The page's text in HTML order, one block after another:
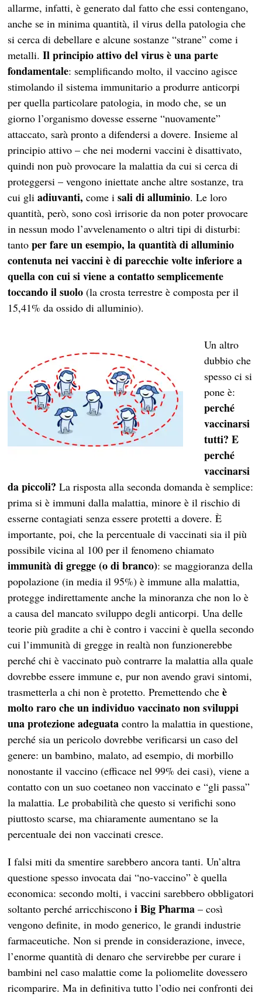
allarme, infatti, è generato dal fatto che essi contengano,
anche se in minima quantità, il virus della patologia che
si cerca di debellare e alcune sostanze “strane” come i
metalli.Il principio attivo del virus è una parte
fondamentale: semplificando molto, il vaccino agisce
stimolando il sistema immunitario a produrre anticorpi
per quella particolare patologia, in modo che, se un
giorno l’organismo dovesse esserne “nuovamente”
attaccato, sarà pronto a difendersi a dovere. Insieme al
principio attivo – che nei moderni vaccini è disattivato,
quindi non può provocare la malattia da cui si cerca di
proteggersi – vengono iniettate anche altre sostanze, tra
cui gliadiuvanti, come isali di alluminio. Le loro
quantità, però, sono così irrisorie da non poter provocare
in nessun modo l’avvelenamento o altri tipi di disturbi:
tantoper fare un esempio, la quantità di alluminio
contenuta nei vaccini è di parecchie volte inferiore a
quella con cui si viene a contatto semplicemente
toccando il suolo (la crosta terrestre è composta per il
15,41% da ossido di alluminio).
Un altro
dubbio che
spesso ci si
pone è:
perché
vaccinarsi
tutti? E
perché
vaccinarsi
da piccoli? La risposta alla seconda domanda è semplice:
prima si è immuni dalla malattia, minore è il rischio di
esserne contagiati senza essere protetti a dovere. È
importante, poi, che la percentuale di vaccinati sia il più
possibile vicina al 100 per il fenomeno chiamato
immunità di gregge (o di branco): se maggioranza della
popolazione (in media il 95%) è immune alla malattia,
protegge indirettamente anche la minoranza che non lo è
a causa del mancato sviluppo degli anticorpi. Una delle
teorie più gradite a chi è contro i vaccini è quella secondo
cui l’immunità di gregge in realtà non funzionerebbe
perché chi è vaccinato può contrarre la malattia alla quale
dovrebbe essere immune e, pur non avendo gravi sintomi,
trasmetterla a chi non è protetto. Premettendo cheè
molto raro che un individuo vaccinato non sviluppi
una protezione adeguata contro la malattia in questione,
perché sia un pericolo dovrebbe verificarsi un caso del
genere: un bambino, malato, ad esempio, di morbillo
nonostante il vaccino (efficace nel 99% dei casi), viene a
contatto con un suo coetaneo non vaccinato e “gli passa”
la malattia. Le probabilità che questo si verifichi sono
piuttosto scarse, ma chiaramente aumentano se la
percentuale dei non vaccinati cresce.
I falsi miti da smentire sarebbero ancora tanti. Un’altra
questione spesso invocata dai “no-vaccino” è quella
economica: secondo molti, i vaccini sarebbero obbligatori
soltanto perché arricchisconoi Big Pharma – così
vengono definite, in modo generico, le grandi industrie
farmaceutiche. Non si prende in considerazione, invece,
l’enorme quantità di denaro che servirebbe per curare i
bambini nel caso malattie come la poliomelite dovessero
ricomparire. Ma in definitiva tutto l’odio nei confronti dei